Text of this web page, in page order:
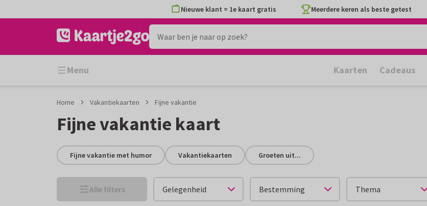
naar
naar
Nieuwe klant = 1e kaart gratis Meerdere keren als beste getest
Menu Kaarten Cadeaus
Home Vakantiekaarten Fijne vakantie
Fijne vakantie kaart
Fijne vakantie met humor Vakantiekaarten Groeten uit...
Alle filters Gelegenheid Bestemming Thema